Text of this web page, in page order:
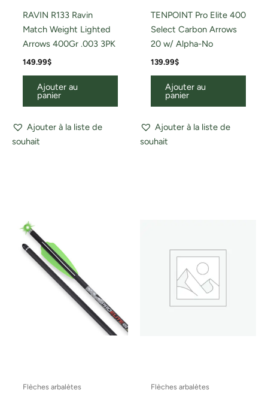
RAVIN R133 Ravin
Match Weight Lighted
Arrows 400Gr .003 3PK
149.99$
Ajouter au
panier
Ajouter à la liste de
souhait
TENPOINT Pro Elite 400
Select Carbon Arrows
20 w/ Alpha-No
139.99$
Ajouter au
panier
Ajouter à la liste de
souhait
Flèches arbalètes Flèches arbalètes